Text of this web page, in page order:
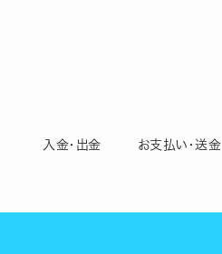
入金・出金 お支払い・送金